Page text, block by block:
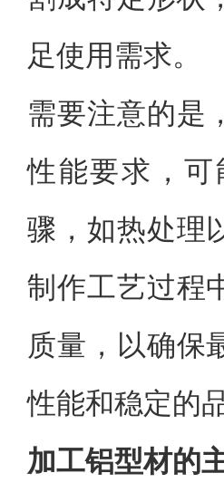
足使用需求。
需要注意的是
性能要求，
骤，如热处理
制作工艺过程
质量，以确保
性能和稳定的
加工铝型材的